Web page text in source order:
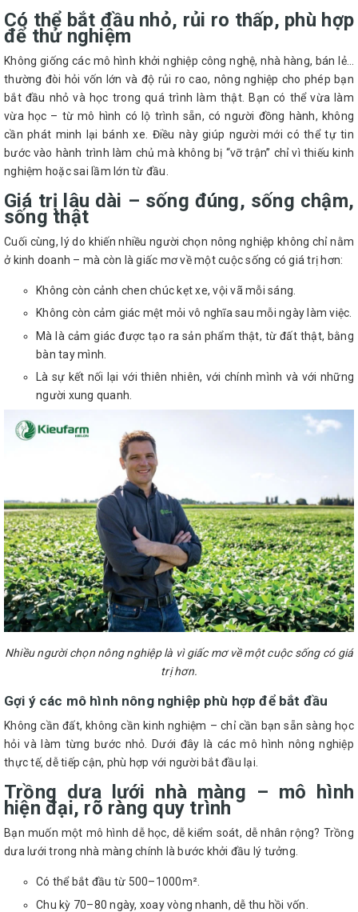
Có thể bắt đầu nhỏ, rủi ro thấp, phù hợp
để thử nghiệm
Không giống các mô hình khởi nghiệp công nghệ, nhà hàng, bán lẻ…
thường đòi hỏi vốn lớn và độ rủi ro cao, nông nghiệp cho phép bạn
bắt đầu nhỏ và học trong quá trình làm thật. Bạn có thể vừa làm
vừa học – từ mô hình có lộ trình sẵn, có người đồng hành, không
cần phát minh lại bánh xe. Điều này giúp người mới có thể tự tin
bước vào hành trình làm chủ mà không bị “vỡ trận” chỉ vì thiếu kinh
nghiệm hoặc sai lầm lớn từ đầu.
Giá trị lâu dài – sống đúng, sống chậm,
sống thật
Cuối cùng, lý do khiến nhiều người chọn nông nghiệp không chỉ nằm
ở kinh doanh – mà còn là giấc mơ về một cuộc sống có giá trị hơn:
Không còn cảnh chen chúc kẹt xe, vội vã mỗi sáng.
Không còn cảm giác mệt mỏi vô nghĩa sau mỗi ngày làm việc.
Mà là cảm giác được tạo ra sản phẩm thật, từ đất thật, bằng
bàn tay mình.
Là sự kết nối lại với thiên nhiên, với chính mình và với những
người xung quanh.
Nhiều người chọn nông nghiệp là vì giấc mơ về một cuộc sống có giá
trị hơn.
Gợi ý các mô hình nông nghiệp phù hợp để bắt đầu
Không cần đất, không cần kinh nghiệm – chỉ cần bạn sẵn sàng học
hỏi và làm từng bước nhỏ. Dưới đây là các mô hình nông nghiệp
thực tế, dễ tiếp cận, phù hợp với người bắt đầu lại.
Trồng dưa lưới nhà màng – mô hình
hiện đại, rõ ràng quy trình
Bạn muốn một mô hình dễ học, dễ kiểm soát, dễ nhân rộng? Trồng
dưa lưới trong nhà màng chính là bước khởi đầu lý tưởng.
Có thể bắt đầu từ 500–1000m².
Chu kỳ 70–80 ngày, xoay vòng nhanh, dễ thu hồi vốn.